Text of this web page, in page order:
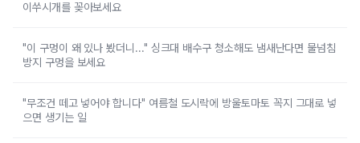
이쑤시개를 꽂아보세요
"이 구멍이 왜 있나 봤더니..." 싱크대 배수구 청소해도 냄새난다면 물넘침
방지 구멍을 보세요
"무조건 떼고 넣어야 합니다" 여름철 도시락에 방울토마토 꼭지 그대로 넣
으면 생기는 일